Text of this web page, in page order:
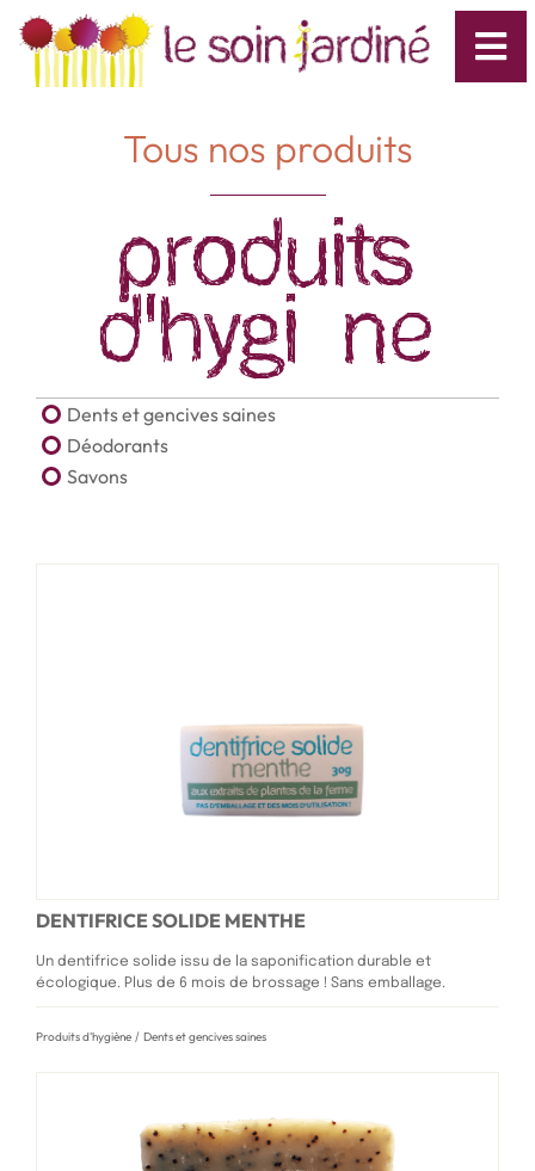
Tous nos produits
Produits
d'hygiène
Dents et gencives saines
Déodorants
Savons
DENTIFRICE SOLIDE MENTHE
Un dentifrice solide issu de la saponification durable et
écologique. Plus de 6 mois de brossage ! Sans emballage.
Produits d'hygiène / Dents et gencives saines